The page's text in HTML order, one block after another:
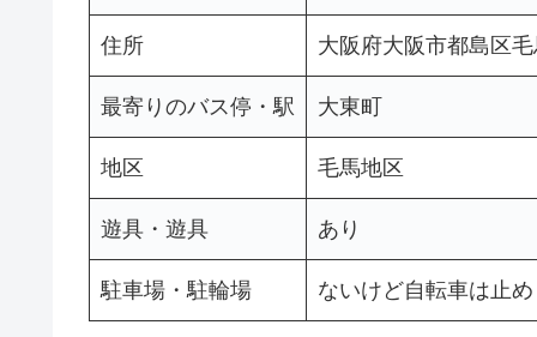
住所 大阪府大阪市都島区
最寄りのバス停・駅 大東町
地区 毛馬地区
遊具・遊具 あり
駐車場・駐輪場 ないけど自転車は止